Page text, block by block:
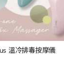
溫冷排毒按摩儀